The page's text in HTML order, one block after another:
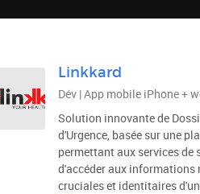
Linkkard
Dév | App mobile iPhone +
Solution innovante de
d'Urgence, basée sur une
permettant aux services de
d'accéder aux informations
cruciales et identitaires